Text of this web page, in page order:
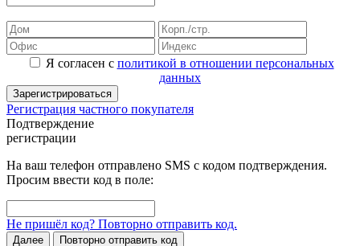
Я согласен с политикой в отношении персональных
данных
Зарегистрироваться
Регистрация частного покупателя
Подтверждение
регистрации
На ваш телефон отправлено SMS с кодом подтверждения.
Просим ввести код в поле:
Не пришёл код? Повторно отправить код.
Далее Повторно отправить код